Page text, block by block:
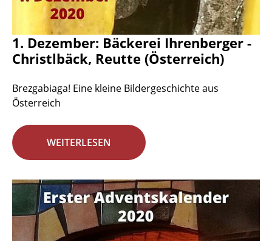
1. Dezember: Bäckerei Ihrenberger -
Christlbäck, Reutte (Österreich)
Brezgabiaga! Eine kleine Bildergeschichte aus
Österreich
WEITERLESEN